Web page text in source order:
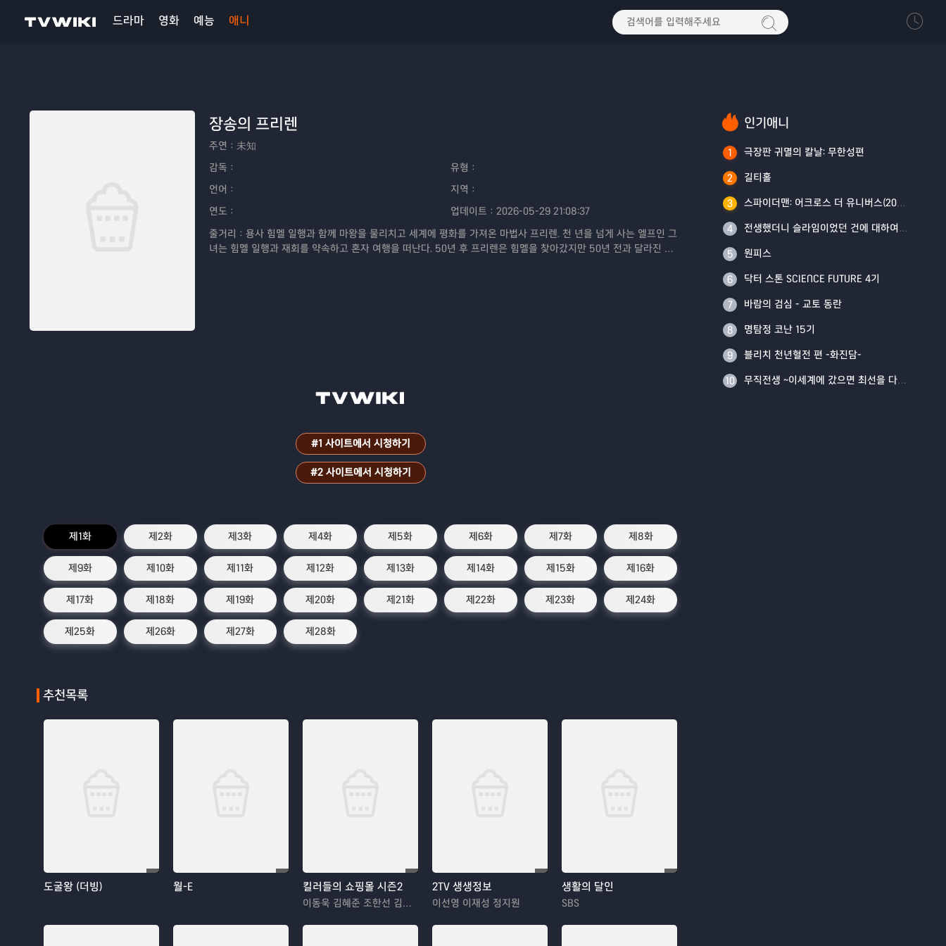
드라마 영화 예능 애니
장송의 프리렌
주연： 未知
감독：
유형：
언어：
지역：
연도：
업데이트： 2026-05-29 21:08:37
줄거리： 용사 힘멜 일행과 함께 마왕을 물리치고 세계에 평화를 가져온 마법사 프리렌. 천 년을 넘게 사는 엘프인 그
녀는 힘멜 일행과 재회를 약속하고 혼자 여행을 떠난다. 50년 후 프리렌은 힘멜을 찾아갔지만 50년 전과 달라진 게
#1 사이트에서 시청하기
#2 사이트에서 시청하기
제1화 제2화 제3화 제4화 제5화 제6화 제7화 제8화
제9화 제10화 제11화 제12화 제13화 제14화 제15화 제16화
제17화 제18화 제19화 제20화 제21화 제22화 제23화 제24화
제25화 제26화 제27화 제28화
추천목록
도굴왕 (더빙) 월-E 킬러들의 쇼핑몰 시즌2
이동욱 김혜준 조한선 김해나
2TV 생생정보
이선영 이재성 정지원
생활의 달인
SBS
인기애니
1 극장판 귀멸의 칼날: 무한성편
2 길티홀
3 스파이더맨: 어크로스 더 유니버스(2023)
4 전생했더니 슬라임이었던 건에 대하여 4기
5 원피스
6 닥터 스톤 SCIENCE FUTURE 4기
7 바람의 검심 - 교토 동란
8 명탐정 코난 15기
9 블리치 천년혈전 편 -화진담-
10 무직전생 ~이세계에 갔으면 최선을 다한다~ Part 2